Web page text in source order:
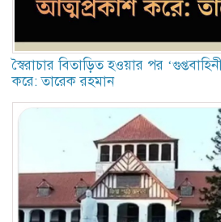
স্বৈরাচার বিতাড়িত হওয়ার পর
করে: তারেক রহমান